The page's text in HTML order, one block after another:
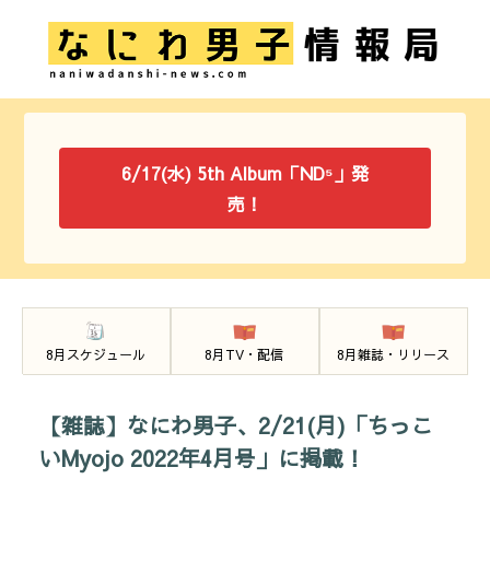
6/17(水) 5th Album「ND⁵」発
売！
8月スケジュール 8月TV・配信 8月雑誌・リリース
【雑誌】なにわ男子、2/21(月)「ちっこ
いMyojo 2022年4月号」に掲載！